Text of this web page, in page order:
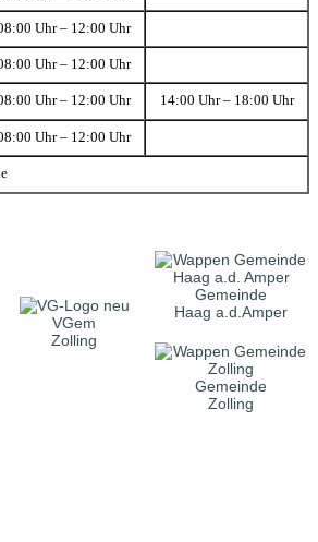
Uhr – 12:00 Uhr
Uhr – 12:00 Uhr
Uhr – 12:00 Uhr 14:00 Uhr – 18:00 Uhr
Uhr – 12:00 Uhr
VGem
Zolling
Gemeinde
Haag a.d.Amper
Gemeinde
Zolling